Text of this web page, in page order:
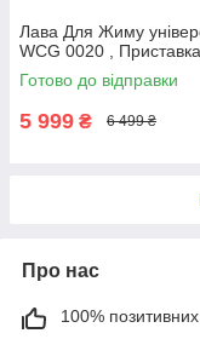
Лава Для Жиму
WCG 0020 , Приставка
Готово до відправки
5 999 ₴ 6 499 ₴
Про нас
100% позитивних